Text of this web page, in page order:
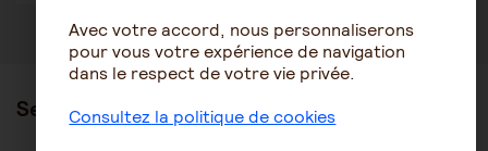
Ses articles
Avec votre accord, nous personnaliserons
pour vous votre expérience de navigation
dans le respect de votre vie privée.
Consultez la politique de cookies